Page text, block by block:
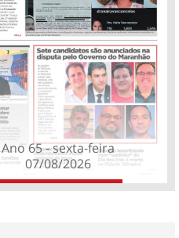
Ano 65 - sexta-feira
07/08/2026